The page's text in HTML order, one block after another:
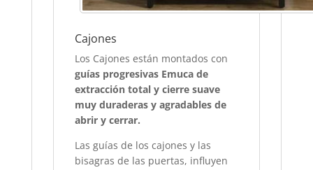
Cajones
Los Cajones están montados con
guías progresivas Emuca de
extracción total y cierre suave
muy duraderas y agradables de
abrir y cerrar.
Las guías de los cajones y las
bisagras de las puertas, influyen